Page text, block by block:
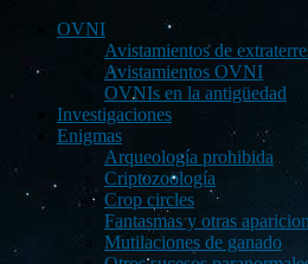
OVNI
Avistamientos de
Avistamientos OVNI
OVNIs en la antigüedad
Investigaciones
Enigmas
Arqueología prohibida
Criptozoología
Crop circles
Fantasmas y otras
Mutilaciones de ganado